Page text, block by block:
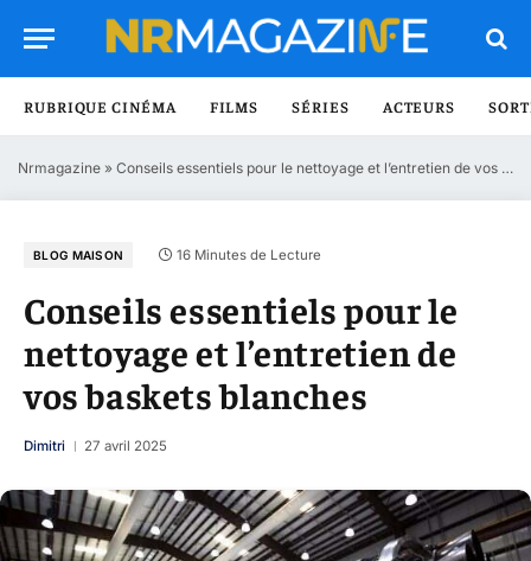
RUBRIQUE CINÉMA FILMS SÉRIES ACTEURS
Nrmagazine » Conseils essentiels pour le nettoyage et l’entretien de vos baskets blanches
BLOG MAISON 16 Minutes de Lecture
Conseils essentiels pour le
nettoyage et l’entretien de
vos baskets blanches
Dimitri 27 avril 2025